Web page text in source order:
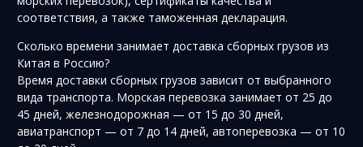
соответствия, а также таможенная декларация.
Сколько времени занимает доставка сборных грузов из
Китая в Россию?
Время доставки сборных грузов зависит от выбранного
вида транспорта. Морская перевозка занимает от 25 до
45 дней, железнодорожная — от 15 до 30 дней,
авиатранспорт — от 7 до 14 дней, автоперевозка — от 10